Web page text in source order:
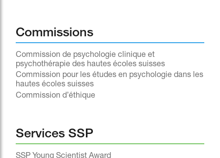
Commissions
Commission de psychologie clinique et
psychothérapie des hautes écoles suisses
Commission pour les études en psychologie dans les
hautes écoles suisses
Commission d’éthique
Services SSP
SSP Young Scientist Award